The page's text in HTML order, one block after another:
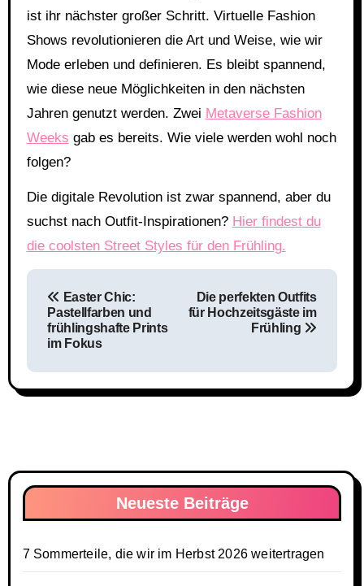
ist ihr nächster großer Schritt. Virtuelle Fashion
Shows revolutionieren die Art und Weise, wie wir
Mode erleben und definieren. Es bleibt spannend,
wie diese neue Möglichkeiten in den nächsten
Jahren genutzt werden. Zwei Metaverse Fashion
Weeks gab es bereits. Wie viele werden wohl noch
folgen?
Die digitale Revolution ist zwar spannend, aber du
suchst nach Outfit-Inspirationen? Hier findest du
die coolsten Street Styles für den Frühling.
Beitragsnavigation
Easter Chic:
Pastellfarben und
frühlingshafte Prints
im Fokus
Die perfekten Outfits
für Hochzeitsgäste im
Frühling
Neueste Beiträge
7 Sommerteile, die wir im Herbst 2026 weitertragen